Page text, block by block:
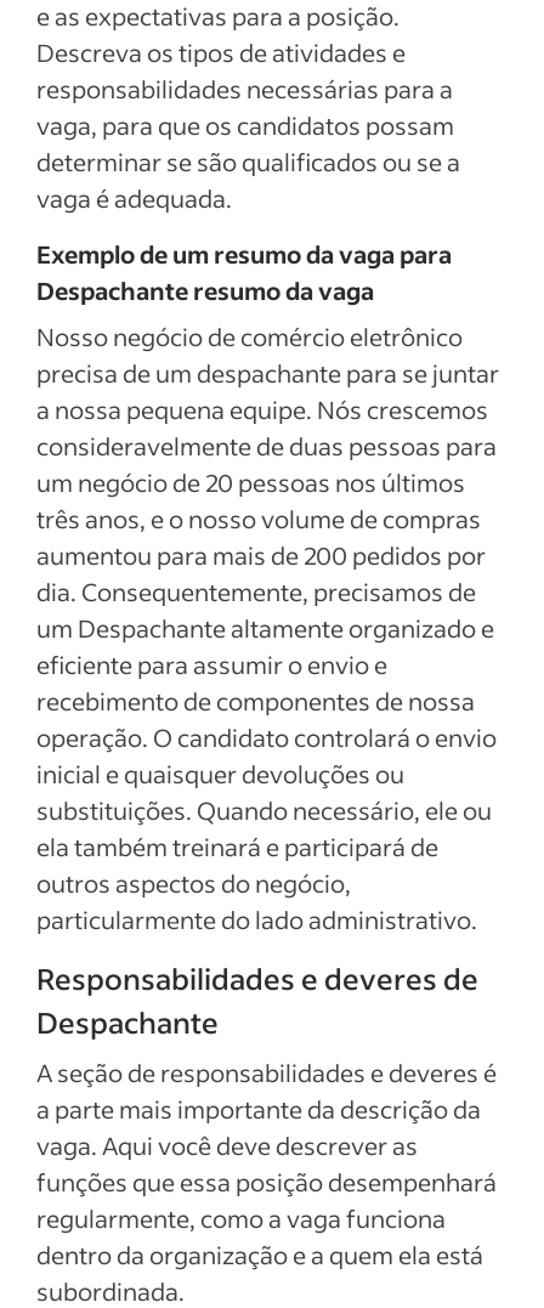
e as expectativas para a posição.
Descreva os tipos de atividades e
responsabilidades necessárias para a
vaga, para que os candidatos possam
determinar se são qualificados ou se a
vaga é adequada.
Exemplo de um resumo da vaga para
Despachante resumo da vaga
Nosso negócio de comércio eletrônico
precisa de um despachante para se juntar
a nossa pequena equipe. Nós crescemos
consideravelmente de duas pessoas para
um negócio de 20 pessoas nos últimos
três anos, e o nosso volume de compras
aumentou para mais de 200 pedidos por
dia. Consequentemente, precisamos de
um Despachante altamente organizado e
eficiente para assumir o envio e
recebimento de componentes de nossa
operação. O candidato controlará o envio
inicial e quaisquer devoluções ou
substituições. Quando necessário, ele ou
ela também treinará e participará de
outros aspectos do negócio,
particularmente do lado administrativo.
Responsabilidades e deveres de
Despachante
A seção de responsabilidades e deveres é
a parte mais importante da descrição da
vaga. Aqui você deve descrever as
funções que essa posição desempenhará
regularmente, como a vaga funciona
dentro da organização e a quem ela está
subordinada.